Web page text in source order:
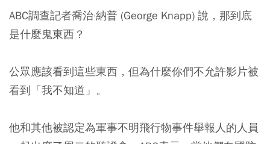
ABC調查記者喬治·納普 (George Knapp) 說，那到底
是什麼鬼東西？
公眾應該看到這些東西，但為什麼你們不允許影片被
看到「我不知道」。
他和其他被認定為軍事不明飛行物事件舉報人的人員